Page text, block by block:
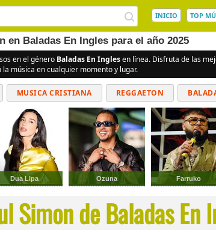
INICIO TOP
en Baladas En Ingles para el año 2025
en el género Baladas En Inglesen línea. Disfruta de las
música en cualquier momento y lugar.
MUSICA CRISTIANA REGGAETON
CUMBIAS
Dua Lipa Ozuna Farruko
Simon de Baladas En